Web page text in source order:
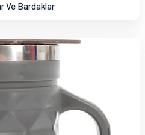
Ve Bardaklar